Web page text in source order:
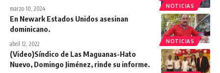
NOTICIAS
marzo 10, 2024
NOTICIAS
En Newark Estados Unidos asesinan
dominicano.
abril 12, 2022
(Video)Síndico de Las Maguanas-Hato
Nuevo, Domingo Jiménez, rinde su informe.